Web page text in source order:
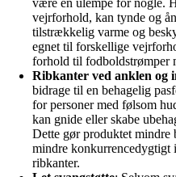
være en ulempe for nogle.
vejrforhold, kan tynde og
tilstrækkelig varme og
egnet til forskellige
forhold til fodboldstrømper
Ribkanter ved anklen og
bidrage til en behagelig
for personer med følsom
kan gnide eller skabe
Dette gør produktet mindre
mindre konkurrencedygtigt
ribkanter.